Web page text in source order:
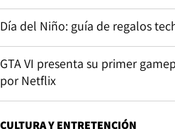
Día del Niño: guía de regalos
GTA VI presenta su primer
por Netflix
CULTURA Y ENTRETENCIÓN